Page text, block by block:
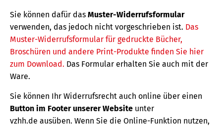
Sie können dafür das Muster-Widerrufsformular
verwenden, das jedoch nicht vorgeschrieben ist. Das
Muster-Widerrufsformular für gedruckte Bücher,
Broschüren und andere Print-Produkte finden Sie hier
zum Download. Das Formular erhalten Sie auch mit der
Ware.
Sie können Ihr Widerrufsrecht auch online über einen
Button im Footer unserer Website unter
vzhh.de ausüben. Wenn Sie die Online-Funktion nutzen,